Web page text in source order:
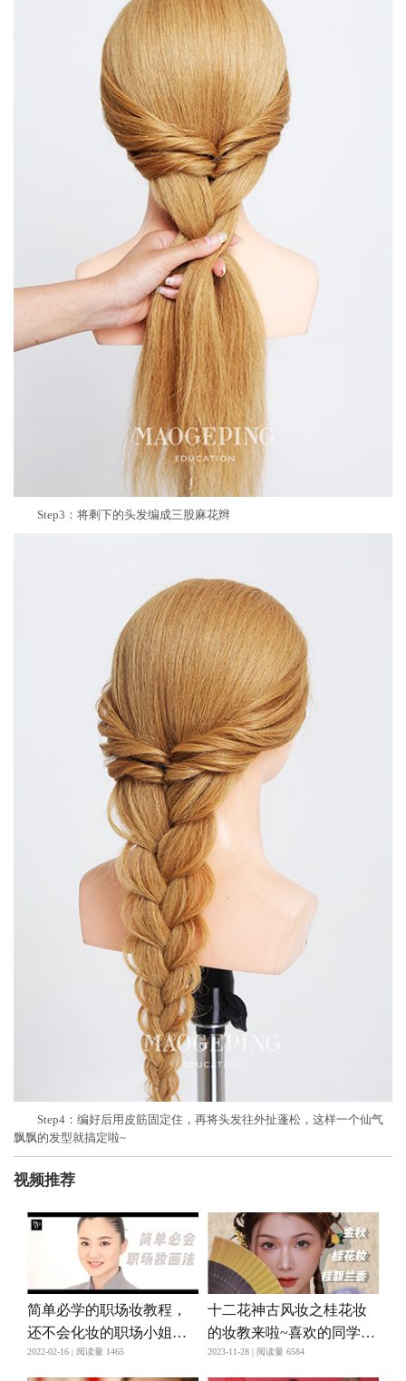
Step3：将剩下的头发编成三股麻花辫
Step4：编好后用皮筋固定住，再将头发往外扯蓬松，这样一个仙气
飘飘的发型就搞定啦~
视频推荐
简单必学的职场妆教程，
还不会化妆的职场小姐姐
一定要看！
2022-02-16 | 阅读量 1465
十二花神古风妆之桂花妆
的妆教来啦~喜欢的同学赶
紧跟着学起来吧！
2023-11-28 | 阅读量 6584